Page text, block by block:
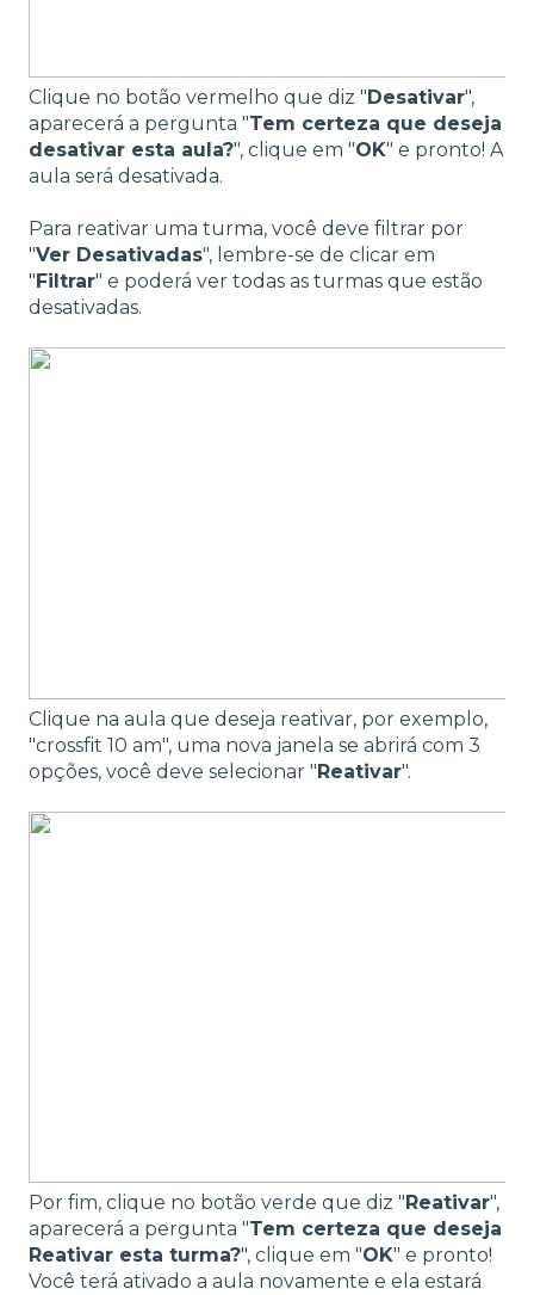
Clique no botão vermelho que diz " Desativar",
aparecerá a pergunta "Tem certeza que deseja
desativar esta aula?", clique em "OK" e pronto! A
aula será desativada.
Para reativar uma turma, você deve filtrar por
"Ver Desativadas", lembre-se de clicar em
" Filtrar" e poderá ver todas as turmas que estão
desativadas.
Clique na aula que deseja reativar, por exemplo,
"crossfit 10 am", uma nova janela se abrirá com 3
opções, você deve selecionar " Reativar".
Por fim, clique no botão verde que diz " Reativar",
aparecerá a pergunta "Tem certeza que deseja
Reativar esta turma?", clique em "OK" e pronto!
Você terá ativado a aula novamente e ela estará